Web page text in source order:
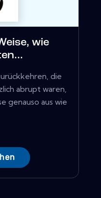
wie
die
abrupt waren,
genauso aus wie